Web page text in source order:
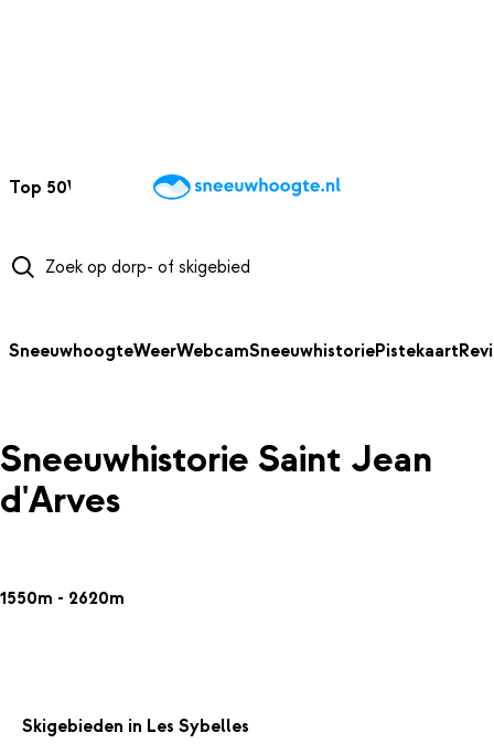
Top 50Webcams WintersportweerKaarten
SneeuwhoogteWeerWebcamSneeuwhistoriePistekaart
Sneeuwhistorie Saint Jean
d'Arves
1550m - 2620m
Skigebieden in Les Sybelles